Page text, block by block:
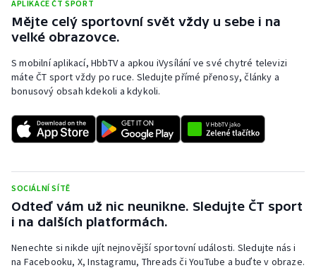
APLIKACE ČT SPORT
Mějte celý sportovní svět vždy u sebe i na
velké obrazovce.
S mobilní aplikací, HbbTV a apkou iVysílání ve své chytré televizi
máte ČT sport vždy po ruce. Sledujte přímé přenosy, články a
bonusový obsah kdekoli a kdykoli.
SOCIÁLNÍ SÍTĚ
Odteď vám už nic neunikne. Sledujte ČT sport
i na dalších platformách.
Nenechte si nikde ujít nejnovější sportovní události. Sledujte nás i
na Facebooku, X, Instagramu, Threads či YouTube a buďte v obraze.